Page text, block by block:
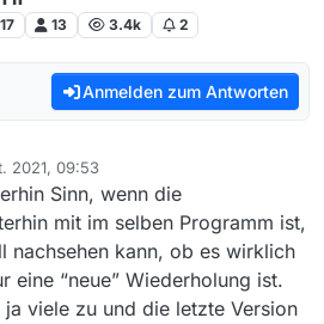
17 13 3.4k 2
Anmelden zum Antworten
2021, 09:53
Sinn, wenn die
mit im selben Programm ist,
nachsehen kann, ob es wirklich
eine “neue” Wiederholung ist.
viele zu und die letzte Version